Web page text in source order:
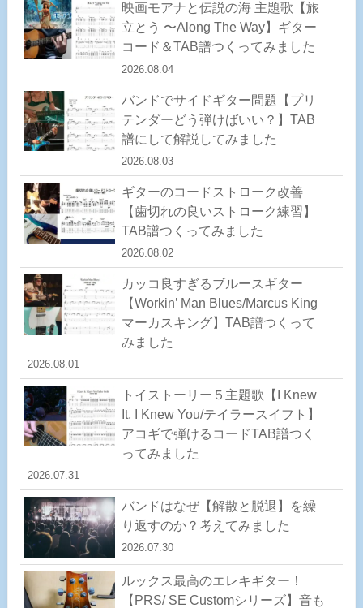
映画モアナと伝説の海 主題歌【旅
立とう 〜Along The Way】ギター
コード＆TAB譜つくってみました
2026.08.04
バンドでサイドギター問題【プリ
テンダーどう弾けばいい？】TAB
譜にして解説してみました
2026.08.03
ギターのコードストローク改善
【歯切れの良いストローク練習】
TAB譜つくってみました
2026.08.02
カッコ良すぎるブルースギター
【Workin’ Man Blues/Marcus King
マーカスキング】TAB譜つくって
みました
2026.08.01
トイストーリー５主題歌【I Knew
It, I Knew You/テイラースイフト】
アコギで弾けるコードTAB譜つく
ってみました
2026.07.31
バンドはなぜ【解散と脱退】を繰
り返すのか？考えてみました
2026.07.30
ルックス最高のエレキギター！
【PRS/ SE Customシリーズ】音も